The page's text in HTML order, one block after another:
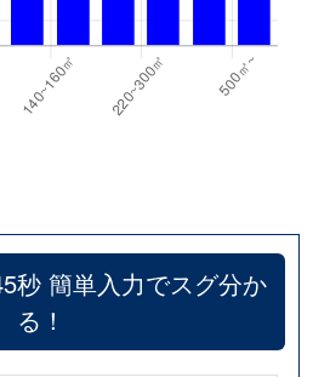
秒 簡単入力でスグ分か
る！